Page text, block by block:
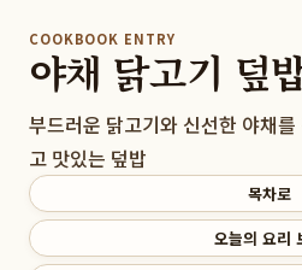
COOKBOOK ENTRY
야채 닭고기 덮
부드러운 닭고기와 신선한 야채
고 맛있는 덮밥
목차로
오늘의 요리